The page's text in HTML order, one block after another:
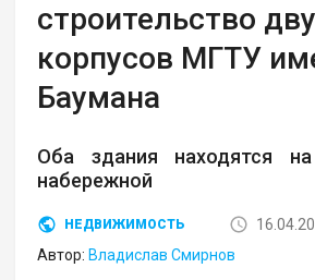
строительство
корпусов МГТУ
Баумана
Оба здания находятся на
набережной
НЕДВИЖИМОСТЬ
Автор: Владислав Смирнов